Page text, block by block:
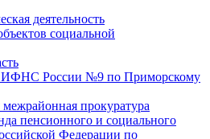
деятельность
социальной
России №9 по Приморскому
межрайонная прокуратура
пенсионного и социального
Федерации по